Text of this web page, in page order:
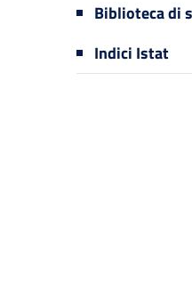
Biblioteca di
Indici Istat